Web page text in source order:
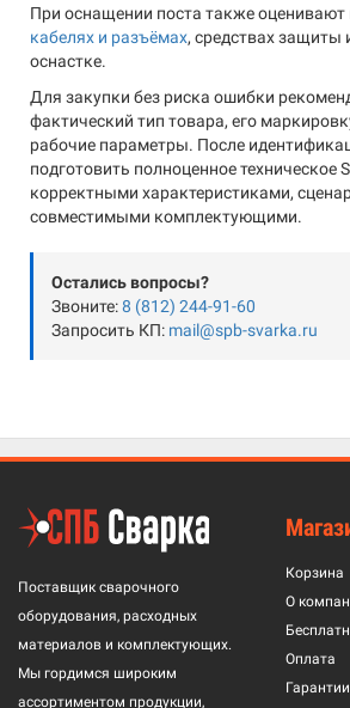
При оснащении поста также оценивают
кабелях и разъёмах, средствах защиты
оснастке.
Для закупки без риска ошибки
фактический тип товара, его
рабочие параметры. После
подготовить полноценное техническое
корректными характеристиками,
совместимыми комплектующими.
Остались вопросы?
Звоните:8 (812) 244-91-60
Запросить КП: mail@spb-svarka.ru
Поставщик сварочного
оборудования, расходных
материалов и комплектующих.
Мы гордимся широким
ассортиментом продукции,
Корзина
О
Оплата
Гарантии